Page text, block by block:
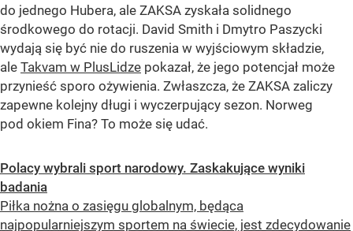
do jednego Hubera, ale ZAKSA zyskała solidnego
środkowego do rotacji. David Smith i Dmytro Paszycki
wydają się być nie do ruszenia w wyjściowym składzie,
ale Takvam w PlusLidze pokazał, że jego potencjał może
przynieść sporo ożywienia. Zwłaszcza, że ZAKSA zaliczy
zapewne kolejny długi i wyczerpujący sezon. Norweg
pod okiem Fina? To może się udać.
Polacy wybrali sport narodowy. Zaskakujące wyniki
badania
Piłka nożna o zasięgu globalnym, będąca
najpopularniejszym sportem na świecie, jest zdecydowanie